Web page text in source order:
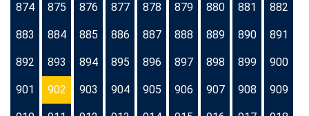
874 875 876 877 878 879 880 881 882
883 884 885 886 887 888 889 890 891
892 893 894 895 896 897 898 899 900
901 902 903 904 905 906 907 908 909